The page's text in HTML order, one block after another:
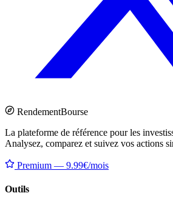
RendementBourse
La plateforme de référence pour les
Analysez, comparez et suivez vos actions
Premium — 9.99€/mois
Outils